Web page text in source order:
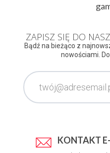
ZAPISZ SIĘ DO
Bądź na bieżąco z
nowościami.
KONTAKT